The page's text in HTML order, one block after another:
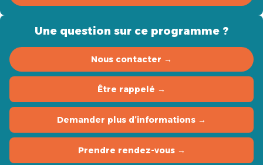
Une question sur ce programme ?
Nous contacter →
Être rappelé →
Demander plus d’informations →
Prendre rendez-vous →